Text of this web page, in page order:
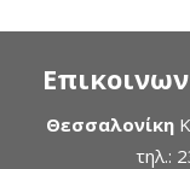
Θεσσαλονίκη
τηλ.: